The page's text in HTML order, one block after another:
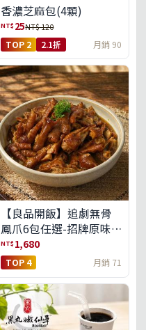
香濃芝麻包(4顆)
NT$ 25NT$ 120
TOP 2 2.1折 月銷 90
【良品開飯】追劇無骨
鳳爪6包任選-招牌原味/
濃濃蒜香/過癮麻辣(免運
組)
NT$ 1,680
TOP 4 月銷 71